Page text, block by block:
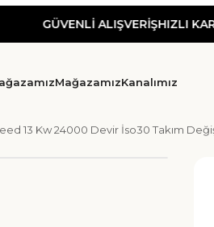
GÜVENLİ ALIŞVERİŞHIZLI KARGO
MağazamızKanalımız
13 Kw 24000 Devir İso30 Takım